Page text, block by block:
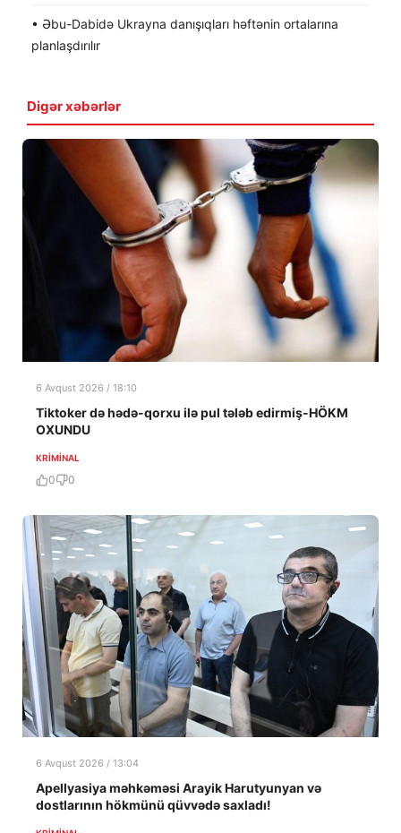
• Əbu-Dabidə Ukrayna danışıqları həftənin ortalarına
planlaşdırılır
Digər xəbərlər
6 Avqust 2026 / 18:10
Tiktoker də hədə-qorxu ilə pul tələb edirmiş-HÖKM
OXUNDU
KRIMINAL
0 0
6 Avqust 2026 / 13:04
Apellyasiya məhkəməsi Arayik Harutyunyan və
dostlarının hökmünü qüvvədə saxladı!